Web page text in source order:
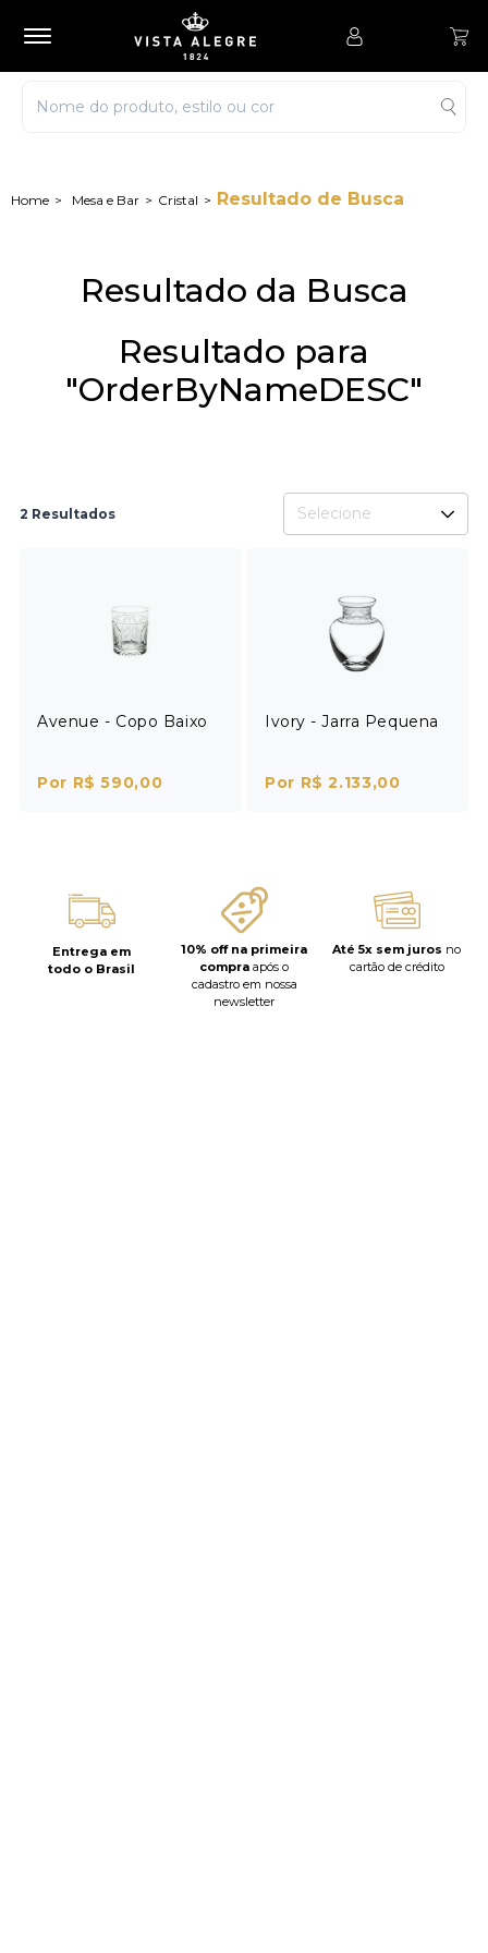
Mesa e Bar Cristal Resultado de Busca
Resultado da Busca
Resultado para
"OrderByNameDESC"
2 Resultados Selecione
Avenue - Copo Baixo
Por R$ 590,00
Ivory - Jarra Pequena
Por R$ 2.133,00
Entrega em
todo o Brasil
10% off na primeira
compra após o
cadastro em nossa
newsletter
Até 5x sem juros no
cartão de crédito